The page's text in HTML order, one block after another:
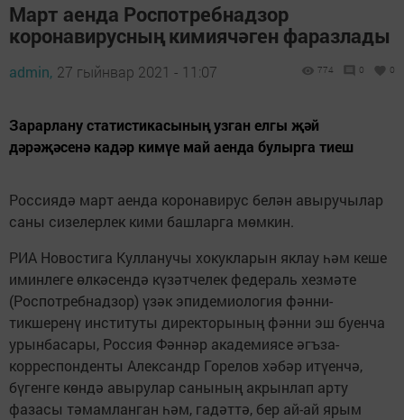
Март аенда Роспотребнадзор
коронавирусның кимиячәген фаразлады
admin, 27 гыйнвар 2021 - 11:07 774 0 0
Зарарлану статистикасының узган елгы җәй
дәрәҗәсенә кадәр кимүе май аенда булырга тиеш
Россиядә март аенда коронавирус белән авыручылар
саны сизелерлек кими башларга мөмкин.
РИА Новостига Кулланучы хокукларын яклау һәм кеше
иминлеге өлкәсендә күзәтчелек федераль хезмәте
(Роспотребнадзор) үзәк эпидемиология фәнни-
тикшеренү институты директорының фәнни эш буенча
урынбасары, Россия Фәннәр академиясе әгъза-
корреспонденты Александр Горелов хәбәр итүенчә,
бүгенге көндә авырулар санының акрынлап арту
фазасы тәмамланган һәм, гадәттә, бер ай-ай ярым